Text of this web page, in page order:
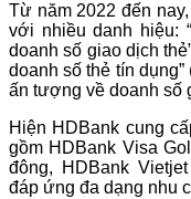
Từ năm 2022 đến
với nhiều danh hiệu:
doanh số giao dịch
doanh số thẻ tín
ấn tượng về doanh số
Hiện HDBank cung
gồm HDBank Visa
đông, HDBank
đáp ứng đa dạng nhu